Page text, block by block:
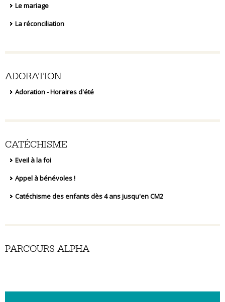
Le mariage
La réconciliation
ADORATION
Adoration - Horaires d'été
CATÉCHISME
Eveil à la foi
Appel à bénévoles !
Catéchisme des enfants dès 4 ans jusqu'en CM2
PARCOURS ALPHA